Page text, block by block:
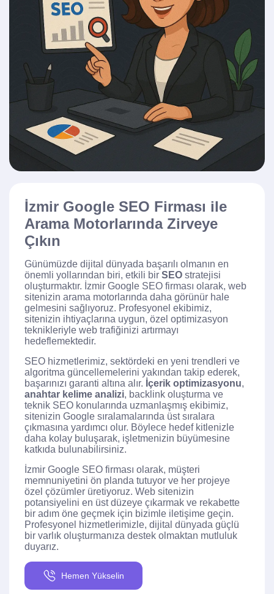
İzmir Google SEO Firması ile
Arama Motorlarında Zirveye
Çıkın
Günümüzde dijital dünyada başarılı olmanın en
önemli yollarından biri, etkili bir SEO stratejisi
oluşturmaktır. İzmir Google SEO firması olarak, web
sitenizin arama motorlarında daha görünür hale
gelmesini sağlıyoruz. Profesyonel ekibimiz,
sitenizin ihtiyaçlarına uygun, özel optimizasyon
teknikleriyle web trafiğinizi artırmayı
hedeflemektedir.
SEO hizmetlerimiz, sektördeki en yeni trendleri ve
algoritma güncellemelerini yakından takip ederek,
başarınızı garanti altına alır. İçerik optimizasyonu,
anahtar kelime analizi, backlink oluşturma ve
teknik SEO konularında uzmanlaşmış ekibimiz,
sitenizin Google sıralamalarında üst sıralara
çıkmasına yardımcı olur. Böylece hedef kitlenizle
daha kolay buluşarak, işletmenizin büyümesine
katkıda bulunabilirsiniz.
İzmir Google SEO firması olarak, müşteri
memnuniyetini ön planda tutuyor ve her projeye
özel çözümler üretiyoruz. Web sitenizin
potansiyelini en üst düzeye çıkarmak ve rekabette
bir adım öne geçmek için bizimle iletişime geçin.
Profesyonel hizmetlerimizle, dijital dünyada güçlü
bir varlık oluşturmanıza destek olmaktan mutluluk
duyarız.
Hemen Yükselin